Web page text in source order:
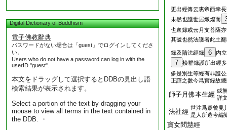
Digital Dictionary of Buddhism
電子佛教辭典
パスワードがない場合は「guest」でログインしてくださ
い。
Users who do not have a password can log in with the
userID "guest".
本文をドラッグして選択するとDDBの見出し語
検索結果が表示されます。
Select a portion of the text by dragging your
mouse to view all terms in the text contained in
the DDB. ・
更出經傳云惠帝西幸
未然也護世居燉煌而
也衆録或云月支菩薩
其號也然法護者此土
録及隋法經録 6 内
7
檢群録護所出經
多是別生等經有非護
正譯之數今爲實録故
師子月佛本生經 或
詳
法社經 世注爲疑曾見
是人所造今編
寶女問慧經